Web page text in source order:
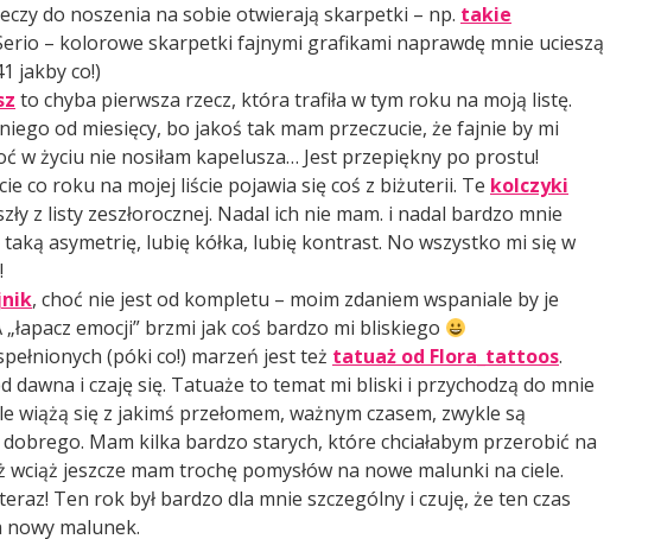
do noszenia na sobie otwierają skarpetki – np. takie
– kolorowe skarpetki fajnymi grafikami naprawdę mnie ucieszą
jakby co!)
to chyba pierwsza rzecz, która trafiła w tym roku na moją listę.
od miesięcy, bo jakoś tak mam przeczucie, że fajnie by mi
w życiu nie nosiłam kapelusza… Jest przepiękny po prostu!
co roku na mojej liście pojawia się coś z biżuterii. Te kolczyki
z listy zeszłorocznej. Nadal ich nie mam. i nadal bardzo mnie
taką asymetrię, lubię kółka, lubię kontrast. No wszystko mi się w
, choć nie jest od kompletu – moim zdaniem wspaniale by je
„łapacz emocji” brzmi jak coś bardzo mi bliskiego
(póki co!) marzeń jest też tatuaż od Flora_tattoos.
dawna i czaję się. Tatuaże to temat mi bliski i przychodzą do mnie
wiążą się z jakimś przełomem, ważnym czasem, zwykle są
Mam kilka bardzo starych, które chciałabym przerobić na
wciąż jeszcze mam trochę pomysłów na nowe malunki na ciele.
Ten rok był bardzo dla mnie szczególny i czuję, że ten czas
nowy malunek.